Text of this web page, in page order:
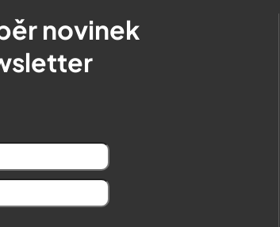
novinek